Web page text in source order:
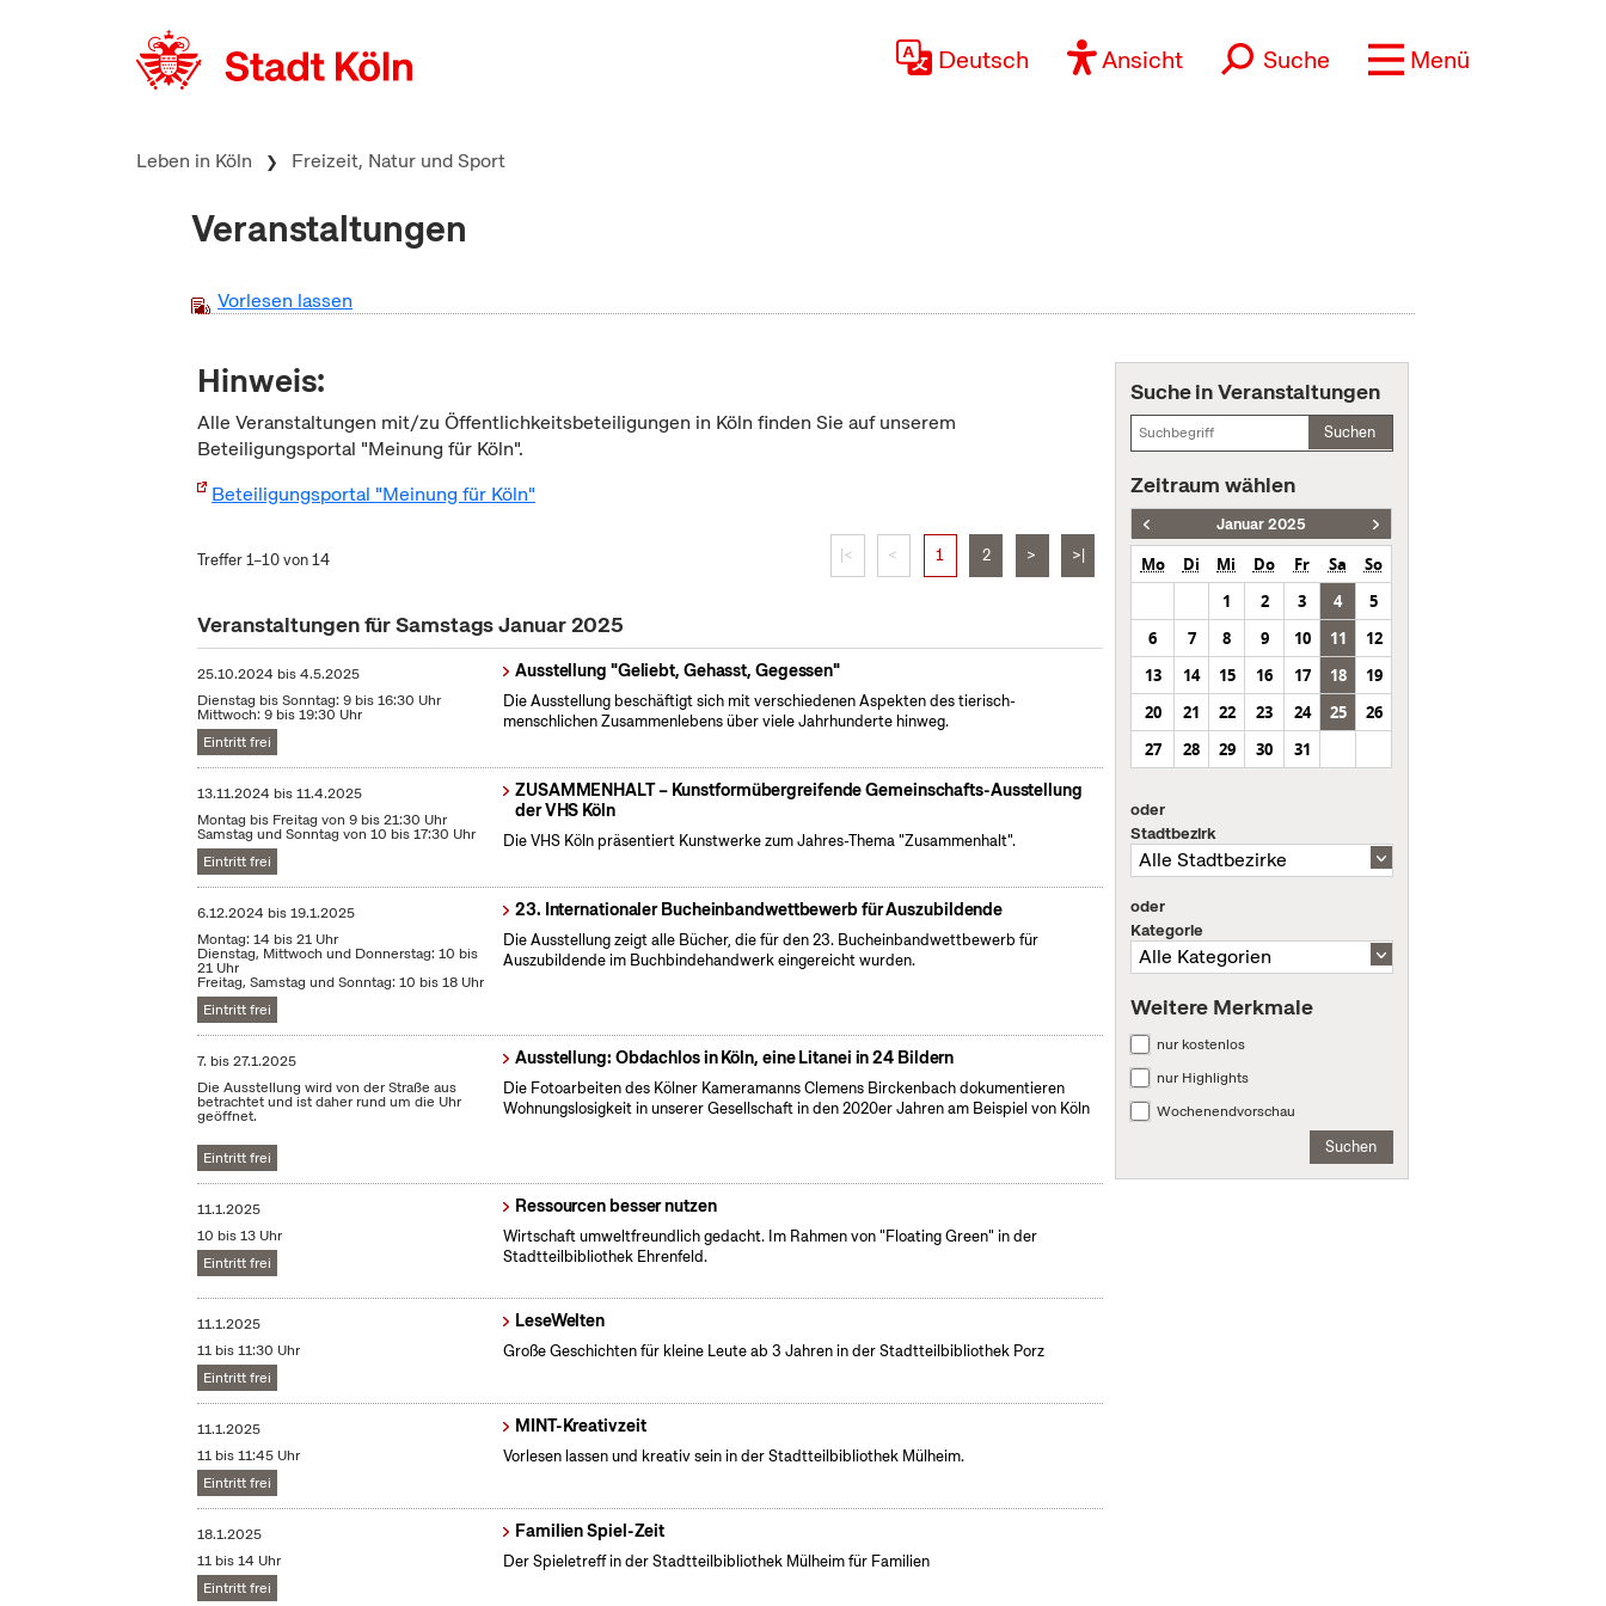
Deutsch Ansicht Suche Menü
Leben in Köln Freizeit, Natur und Sport
Veranstaltungen
Vorlesen lassen
Hinweis:
Alle Veranstaltungen mit/zu Öffentlichkeitsbeteiligungen in Köln finden Sie auf unserem
Beteiligungsportal "Meinung für Köln".
Beteiligungsportal "Meinung für Köln"
Treffer 1–10 von 14 |< < 1 2 > >|
Veranstaltungen für Samstags Januar 2025
25.10.2024 bis4.5.2025
Dienstag bis Sonntag: 9 bis 16:30 Uhr
Mittwoch: 9 bis 19:30 Uhr
Eintritt frei
Ausstellung "Geliebt, Gehasst, Gegessen"
Die Ausstellung beschäftigt sich mit verschiedenen Aspekten des tierisch-
menschlichen Zusammenlebens über viele Jahrhunderte hinweg.
13.11.2024 bis11.4.2025
Montag bis Freitag von 9 bis 21:30 Uhr
Samstag und Sonntag von 10 bis 17:30 Uhr
Eintritt frei
ZUSAMMENHALT – Kunstformübergreifende Gemeinschafts-Ausstellung
der VHS Köln
Die VHS Köln präsentiert Kunstwerke zum Jahres-Thema "Zusammenhalt".
6.12.2024 bis19.1.2025
Montag: 14 bis 21 Uhr
Dienstag, Mittwoch und Donnerstag: 10 bis
21 Uhr
Freitag, Samstag und Sonntag: 10 bis 18 Uhr
Eintritt frei
23. Internationaler Bucheinbandwettbewerb für Auszubildende
Die Ausstellung zeigt alle Bücher, die für den 23. Bucheinbandwettbewerb für
Auszubildende im Buchbindehandwerk eingereicht wurden.
7. bis27.1.2025
Die Ausstellung wird von der Straße aus
betrachtet und ist daher rund um die Uhr
geöffnet.
Eintritt frei
Ausstellung: Obdachlos in Köln, eine Litanei in 24 Bildern
Die Fotoarbeiten des Kölner Kameramanns Clemens Birckenbach dokumentieren
Wohnungslosigkeit in unserer Gesellschaft in den 2020er Jahren am Beispiel von Köln
11.1.2025
10 bis 13 Uhr
Eintritt frei
Ressourcen besser nutzen
Wirtschaft umweltfreundlich gedacht. Im Rahmen von "Floating Green" in der
Stadtteilbibliothek Ehrenfeld.
11.1.2025
11 bis 11:30 Uhr
Eintritt frei
LeseWelten
Große Geschichten für kleine Leute ab 3 Jahren in der Stadtteilbibliothek Porz
11.1.2025
11 bis 11:45 Uhr
Eintritt frei
MINT-Kreativzeit
Vorlesen lassen und kreativ sein in der Stadtteilbibliothek Mülheim.
18.1.2025
11 bis 14 Uhr
Eintritt frei
Familien Spiel-Zeit
Der Spieletreff in der Stadtteilbibliothek Mülheim für Familien
Suche in Veranstaltungen
Suchen
Zeitraum wählen
Januar 2025
Mo Di Mi Do Fr Sa
So
1
2 3 4
5
6
7 8 9 10 11
12
13
14 15 16 17 18
19
20
21 22 23 24 25
26
27
28 29 30 31
oder
Stadtbezirk
oder
Kategorie
Weitere Merkmale
nur kostenlos
nur Highlights
Wochenendvorschau
Suchen